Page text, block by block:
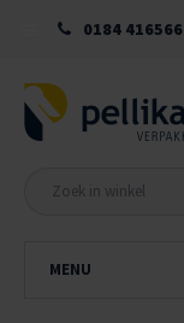
0184 416566
MENU